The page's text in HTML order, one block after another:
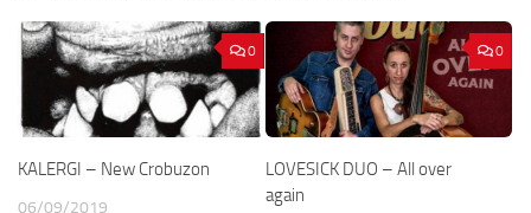
0
KALERGI – New Crobuzon
06/09/2019
0
LOVESICK DUO – All over
again